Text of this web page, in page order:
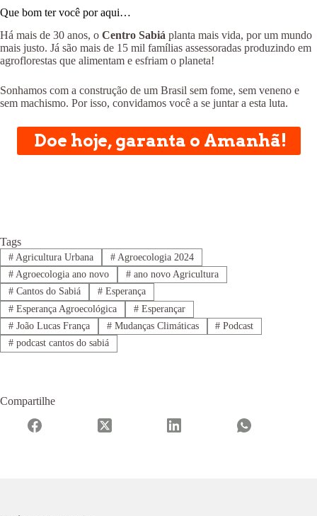
Que bom ter você por aqui…
Há mais de 30 anos, o Centro Sabiá planta mais vida, por um mundo
mais justo. Já são mais de 15 mil famílias assessoradas produzindo em
agroflorestas que alimentam e esfriam o planeta!
Sonhamos com a construção de um Brasil sem fome, sem veneno e
sem machismo. Por isso, convidamos você a se juntar a esta luta.
Doe hoje, garanta o Amanhã!
Tags
#Agricultura Urbana #Agroecologia 2024
#Agroecologia ano novo #ano novo Agricultura
#Cantos do Sabiá #Esperança
#Esperança Agroecológica #Esperançar
#João Lucas França #Mudanças Climáticas # Podcast
#podcast cantos do sabiá
Compartilhe